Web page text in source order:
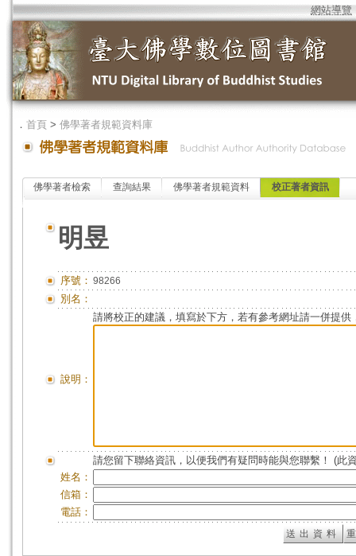
網站導覽
． 首頁 > 佛學著者規範資料庫
佛學著者檢索 查詢結果 佛學著者規範資料 校正著者資訊
明昱
序號： 98266
別名：
說明：
請將校正的建議，填寫於下方，若有參考網址請一併提供
請您留下聯絡資訊，以便我們有疑問時能與您聯繫！ (此
姓名：
信箱：
電話：